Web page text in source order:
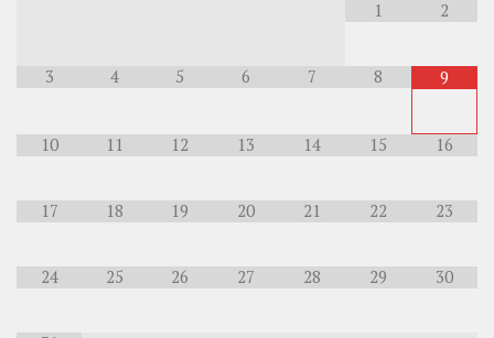
1
2
3 4 5 6 7 8 9
10 11 12 13 14 15 16
17 18 19 20 21 22 23
24 25 26 27 28 29 30